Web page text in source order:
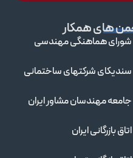
های همکار
شورای هماهنگی مهندسی
سندیکای شرکتهای ساختمانی
جامعه مهندسان مشاور ايران
اتاق بازرگانی ایران